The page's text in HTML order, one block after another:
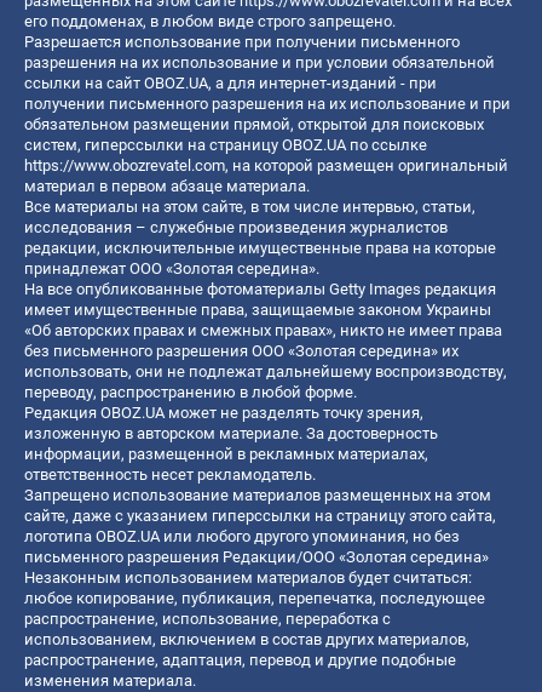
его поддоменах, в любом виде строго запрещено.
Разрешается использование при получении письменного
разрешения на их использование и при условии обязательной
ссылки на сайт OBOZ.UA, а для интернет-изданий - при
получении письменного разрешения на их использование и при
обязательном размещении прямой, открытой для поисковых
систем, гиперссылки на страницу OBOZ.UA по ссылке
https://www.obozrevatel.com, на которой размещен оригинальный
материал в первом абзаце материала.
Все материалы на этом сайте, в том числе интервью, статьи,
исследования – служебные произведения журналистов
редакции, исключительные имущественные права на которые
принадлежат ООО «Золотая середина».
На все опубликованные фотоматериалы Getty Images редакция
имеет имущественные права, защищаемые законом Украины
«Об авторских правах и смежных правах», никто не имеет права
без письменного разрешения ООО «Золотая середина» их
использовать, они не подлежат дальнейшему воспроизводству,
переводу, распространению в любой форме.
Редакция OBOZ.UA может не разделять точку зрения,
изложенную в авторском материале. За достоверность
информации, размещенной в рекламных материалах,
ответственность несет рекламодатель.
Запрещено использование материалов размещенных на этом
сайте, даже с указанием гиперссылки на страницу этого сайта,
логотипа OBOZ.UA или любого другого упоминания, но без
письменного разрешения Редакции/ООО «Золотая середина»
Незаконным использованием материалов будет считаться:
любое копирование, публикация, перепечатка, последующее
распространение, использование, переработка с
использованием, включением в состав других материалов,
распространение, адаптация, перевод и другие подобные
изменения материала.